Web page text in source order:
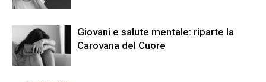
Giovani e salute mentale: riparte la
Carovana del Cuore